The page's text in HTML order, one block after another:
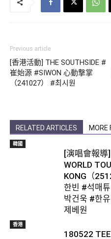
Previous article
[香港活動] THE SOUTHSIDE #
崔始源 #SIWON 心動撃掌
（241027） #최시원
RELATED ARTICLES MORE
韓國
[演唱會報導
WORLD
KONG（
한빈 #석매
박건욱 #한
제베원
香港
180522